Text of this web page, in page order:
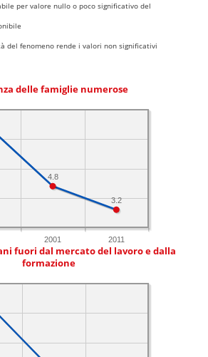
per valore nullo o poco significativo del
del fenomeno rende i valori non significativi
delle famiglie numerose
2001 2011
3.2
4.8
fuori dal mercato del lavoro e dalla
formazione